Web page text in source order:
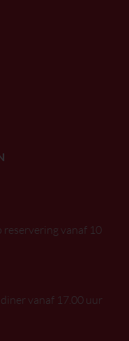
reservering vanaf 10
vanaf 17.00 uur